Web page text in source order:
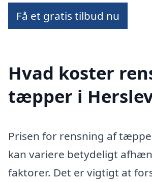
Få et gratis tilbud nu
Hvad koster
tæpper i
Prisen for rensning af
kan variere betydeligt
faktorer. Det er vigtigt at